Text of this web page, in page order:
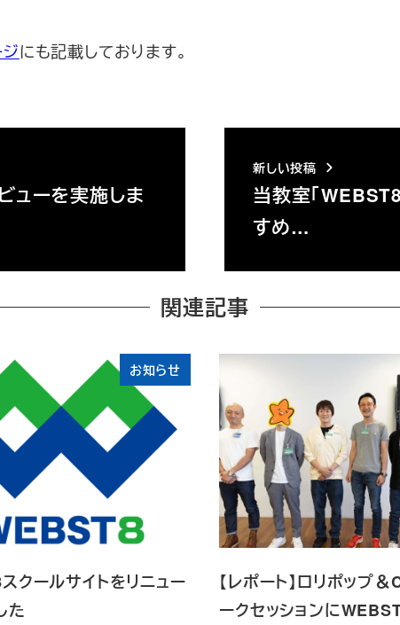
にも記載しております。
ューを実施しま
新しい投稿
当教室「
すめ…
関連記事
お知らせ
クールサイトをリニュー
た
【レポート】ロリポップ
ークセッションに